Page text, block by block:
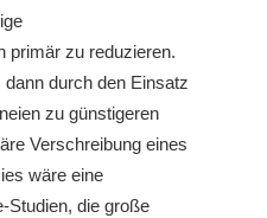
primär zu reduzieren.
durch den Einsatz
zu günstigeren
Verschreibung eines
wäre eine
Studien, die große